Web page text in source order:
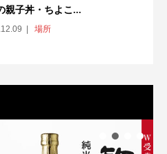
親子丼・ちよこ...
場所